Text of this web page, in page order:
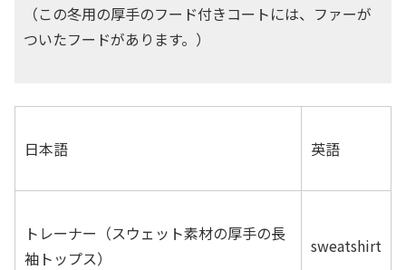
（この冬用の厚手のフード付きコートには、ファーが
ついたフードがあります。）
日本語 英語
トレーナー（スウェット素材の厚手の長
袖トップス）
sweatshirt